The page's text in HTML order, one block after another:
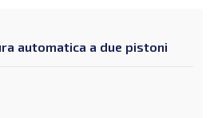
automatica a due pistoni